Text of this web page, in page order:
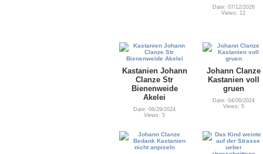
Date: 07/12/2026
Views: 12
Kastanien Johann
Clanze Str
Bienenweide
Akelei
Date: 06/29/2024
Views: 5
Johann Clanze
Kastanien voll
gruen
Date: 04/06/2024
Views: 5